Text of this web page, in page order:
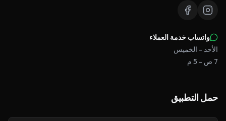
واتساب خدمة العملاء
الأحد - الخميس
7 ص - 5 م
حمل التطبيق